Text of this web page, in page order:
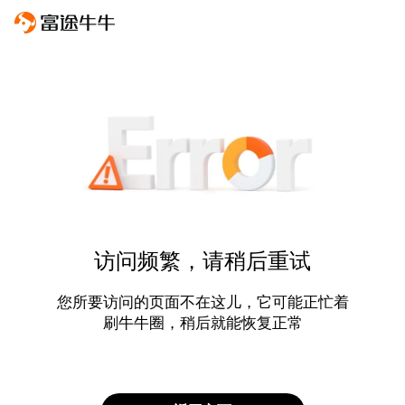
访问频繁，请稍后重试
您所要访问的页面不在这儿，它可能正忙着
刷牛牛圈，稍后就能恢复正常